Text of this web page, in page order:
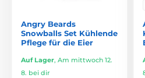
Angry Beards
Snowballs Set Kühlende
Pflege für die Eier
Auf Lager, Am mittwoch 12.
8. bei dir